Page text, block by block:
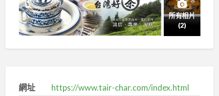
所有相片
(2)
網址
https://www.tair-char.com/index.html